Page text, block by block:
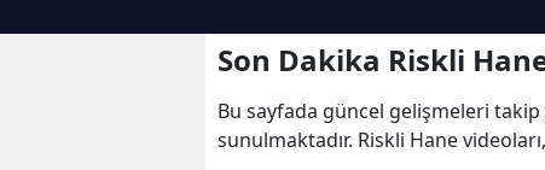
Son Dakika Riskli
Bu sayfada güncel gelişmeleri
sunulmaktadır. Riskli Hane